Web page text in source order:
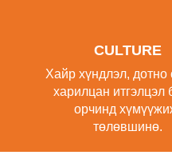
CULTURE
Хайр хүндлэл, дотно
харилцан итгэлцэл
орчинд
төлөвшинө.